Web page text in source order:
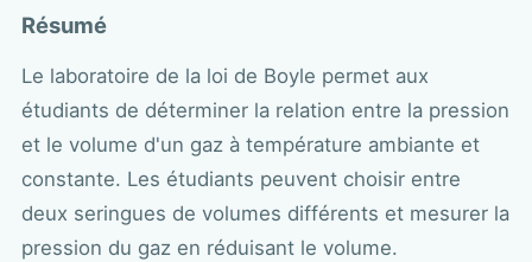
Résumé
Le laboratoire de la loi de Boyle permet aux
étudiants de déterminer la relation entre la pression
et le volume d'un gaz à température ambiante et
constante. Les étudiants peuvent choisir entre
deux seringues de volumes différents et mesurer la
pression du gaz en réduisant le volume.